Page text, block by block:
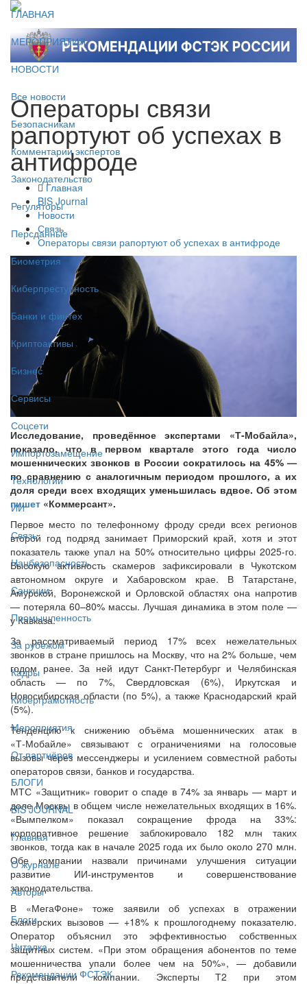
ГЛАВНАЯ
МЕРОПРИЯТИЯ
НОВОСТИ
Все новости
Безопасникам
Комментарии экспертов
Законодательство
Регуляторы
Персданные
Биометрия
Киберпреступность
Банки и финтех
Криптоактивы
Бизнес
Сервисы
Соцсети
Импортозамещение
Технологии
ИИ
Связь
Нацбезопасность
Санкции
Промышленность
За рубежом
Кадры
Киберграмотность
Мероприятия
От партнёров
БЛОГИ
BIS JOURNAL
Главная
О журнале
Авторы
Блоги
Читалка
Рекомендации ФСТЭК
Операторы связи
рапортуют об успехах в
антифроде
Главная
BIS Journal
Новости
Связь
Операторы связи рапортуют об успехах в антифроде
Исследование, проведённое экспертами «Т‑Мобайла»,
показало, что в первом квартале этого года число
мошеннических звонков в России сократилось на 45% —
по сравнению с аналогичным периодом прошлого, а их
доля среди всех входящих уменьшилась вдвое. Об этом
пишет «Коммерсант».
Первое место по телефонному фроду среди всех регионов
второй год подряд занимает Приморский край, хотя и этот
показатель также упал на 50% относительно цифры 2025-го.
Высокую активность скамеров зафиксировали в Чукотском
автономном округе и Хабаровском крае. В Татарстане,
Амурской, Воронежской и Орловской областях она напротив
— потеряла 60–80% массы. Лучшая динамика в этом поле —
у Кавказа.
За рассматриваемый период 17% всех нежелательных
звонков в стране пришлось на Москву, что на 2% больше, чем
годом ранее. За ней идут Санкт‑Петербург и Челябинская
область — по 7%, Свердловская (6%), Иркутская и
Новосибирская области (по 5%), а также Краснодарский край
(5%).
Тенденцию к снижению объёма мошеннических атак в
«Т‑Мобайле» связывают с ограничениями на голосовые
вызовы через мессенджеры и усилением совместной работы
операторов связи, банков и государства.
МТС «Защитник» говорит о спаде в 74% за январь — март и
доле Москвы в общем числе нежелательных входящих в 16%.
«Вымпелком» показал сокращение фрода на 33%:
корпоративное решение заблокировало 182 млн таких
звонков, тогда как в начале 2025 года их было около 270 млн.
Обе компании назвали причинами улучшения ситуации
развитие ИИ‑инструментов и совершенствование
законодательства.
В «МегаФоне» тоже заявили об успехах в отражении
скамерских вызовов — +18% к прошлогоднему показателю.
Оператор объяснил это эффективностью собственных
защитных систем. «При этом обращения абонентов по теме
мошенничества упали более чем на 50%», — добавили
представители компании. Эксперты Т2 при этом